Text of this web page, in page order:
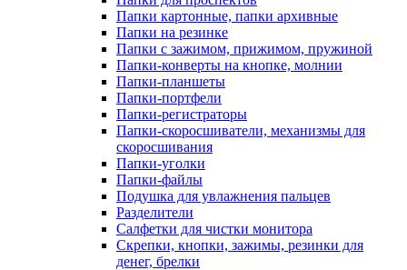
Папки картонные, папки архивные
Папки на резинке
Папки с зажимом, прижимом, пружиной
Папки-конверты на кнопке, молнии
Папки-планшеты
Папки-портфели
Папки-регистраторы
Папки-скоросшиватели, механизмы для
скоросшивания
Папки-уголки
Папки-файлы
Подушка для увлажнения пальцев
Разделители
Салфетки для чистки монитора
Скрепки, кнопки, зажимы, резинки для
денег, брелки